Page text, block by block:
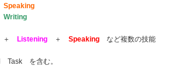
Speaking
Writing
＋ Listening ＋ Speaking など複数の技能
を含む。